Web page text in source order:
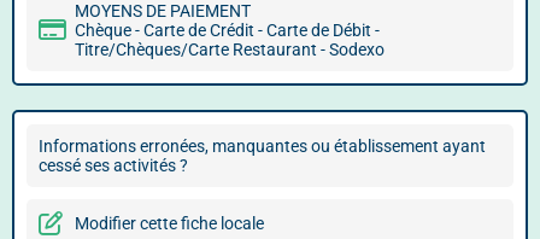
MOYENS DE PAIEMENT
Chèque - Carte de Crédit - Carte de Débit -
Titre/Chèques/Carte Restaurant - Sodexo
Informations erronées, manquantes ou établissement ayant
cessé ses activités ?
Modifier cette fiche locale